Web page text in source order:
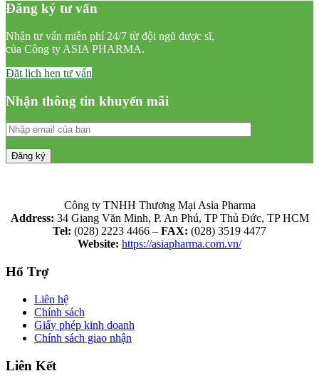
Đăng ký tư vấn
Nhận tư vấn miễn phí 24/7 từ đội ngũ dược sĩ,
của Công ty ASIA PHARMA.
Đặt lịch hẹn tư vấn
Nhận thông tin khuyến mãi
Công ty TNHH Thương Mại Asia Pharma
Address: 34 Giang Văn Minh, P. An Phú, TP Thủ Đức, TP HCM
Tel: (028) 2223 4466 – FAX: (028) 3519 4477
Website: https://asiapharma.com.vn/
Hổ Trợ
Liên hệ
Chính sách
Giấy phép kinh doanh
Chính sách giao nhận
Liên Kết